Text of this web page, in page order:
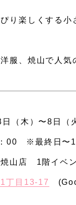
り楽しくする小
服、焼山で人
（木）〜8日（
00 ※最終日〜
山店 1階イベ
丁目13-17